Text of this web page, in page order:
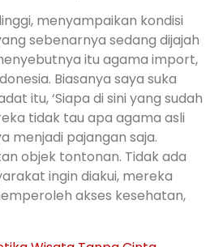
menyampaikan kondisi
sebenarnya sedang dijajah
itu agama import,
Biasanya saya suka
itu, ‘Siapa di sini yang sudah
tidak tau apa agama asli
menjadi pajangan saja.
objek tontonan. Tidak ada
ingin diakui, mereka
akses kesehatan,